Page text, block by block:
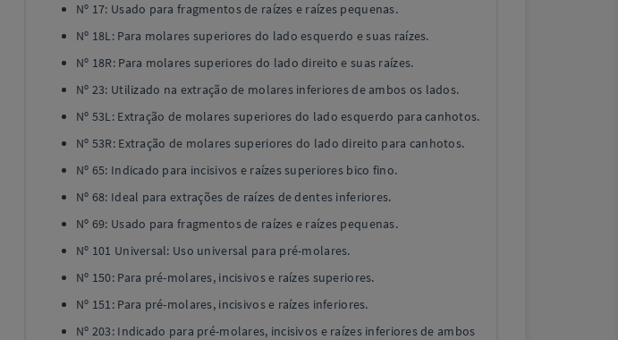
Nº 17: Usado para fragmentos de raízes e raízes pequenas.
Nº 18L: Para molares superiores do lado esquerdo e suas raízes.
Nº 18R: Para molares superiores do lado direito e suas raízes.
Nº 23: Utilizado na extração de molares inferiores de ambos os lados.
Nº 53L: Extração de molares superiores do lado esquerdo para canhotos.
Nº 53R: Extração de molares superiores do lado direito para canhotos.
Nº 65: Indicado para incisivos e raízes superiores bico fino.
Nº 68: Ideal para extrações de raízes de dentes inferiores.
Nº 69: Usado para fragmentos de raízes e raízes pequenas.
Nº 101 Universal: Uso universal para pré-molares.
Nº 150: Para pré-molares, incisivos e raízes superiores.
Nº 151: Para pré-molares, incisivos e raízes inferiores.
Nº 203: Indicado para pré-molares, incisivos e raízes inferiores de ambos